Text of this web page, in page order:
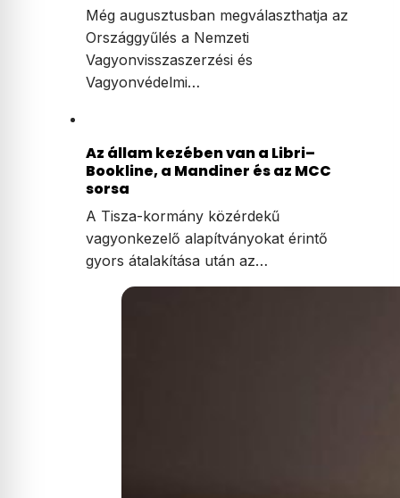
Még augusztusban megválaszthatja az
Országgyűlés a Nemzeti
Vagyonvisszaszerzési és
Vagyonvédelmi…
Az állam kezében van a Libri–
Bookline, a Mandiner és az MCC
sorsa
A Tisza-kormány közérdekű
vagyonkezelő alapítványokat érintő
gyors átalakítása után az…